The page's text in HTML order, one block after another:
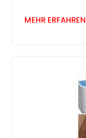
MEHR ERFAHREN